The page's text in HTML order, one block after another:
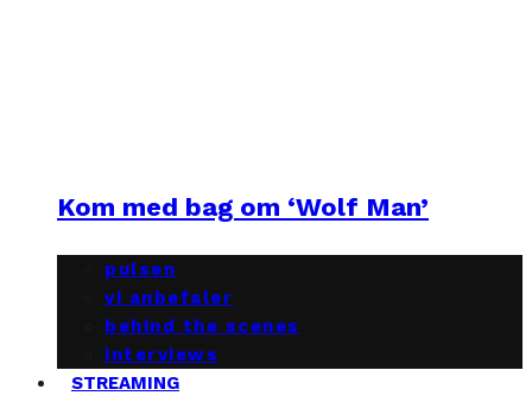
Kom med bag om ‘Wolf Man’
pulsen
vi anbefaler
behind the scenes
interviews
STREAMING